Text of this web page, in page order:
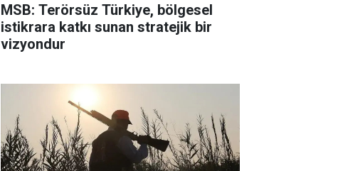
MSB: Terörsüz Türkiye, bölgesel
istikrara katkı sunan stratejik bir
vizyondur